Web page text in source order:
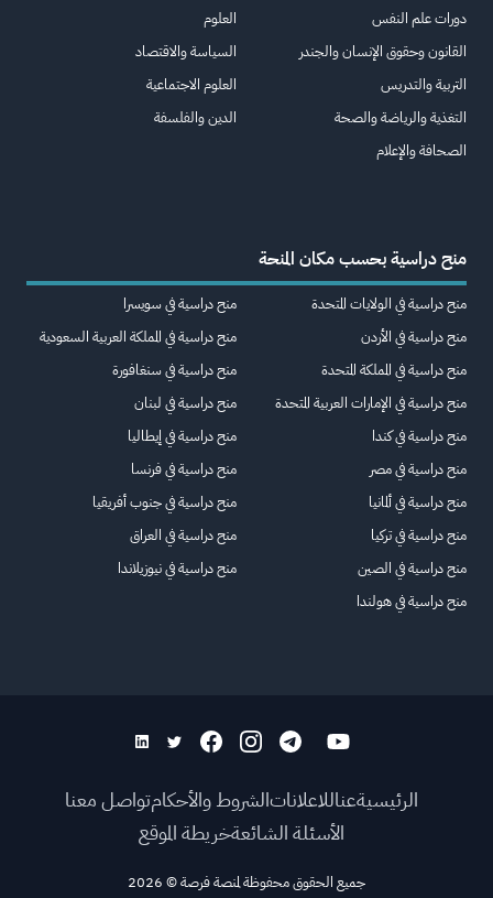
دورات علم النفس
القانون وحقوق الإنسان والجندر
التربية والتدريس
التغذية والرياضة والصحة
الصحافة والإعلام
العلوم
السياسة والاقتصاد
العلوم الاجتماعية
الدين والفلسفة
منح دراسية بحسب مكان المنحة
منح دراسية في الولايات المتحدة
منح دراسية في الأردن
منح دراسية في المملكة المتحدة
منح دراسية في الإمارات العربية المتحدة
منح دراسية في كندا
منح دراسية في مصر
منح دراسية في ألمانيا
منح دراسية في تركيا
منح دراسية في الصين
منح دراسية في هولندا
منح دراسية في سويسرا
منح دراسية في المملكة العربية السعودية
منح دراسية في سنغافورة
منح دراسية في لبنان
منح دراسية في إيطاليا
منح دراسية في فرنسا
منح دراسية في جنوب أفريقيا
منح دراسية في العراق
منح دراسية في نيوزيلاندا
الرئيسيةعناللاعلاناتالشروط والأحكامتواصل معنا
الأسئلة الشائعةخريطة الموقع
جميع الحقوق محفوظة لمنصة فرصة©
2026